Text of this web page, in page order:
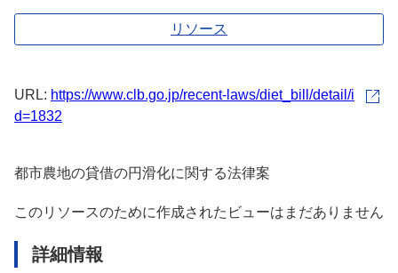
リソース
URL: https://www.clb.go.jp/recent-laws/diet_bill/detail/i
d=1832
都市農地の貸借の円滑化に関する法律案
このリソースのために作成されたビューはまだありません
詳細情報